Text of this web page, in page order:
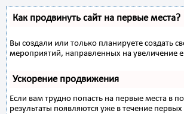
Как продвинуть сайт на первые места?
Вы создали или только планируете создать
мероприятий, направленных на увеличение
Ускорение продвижения
Если вам трудно попасть на первые места в
результаты появляются уже в течение